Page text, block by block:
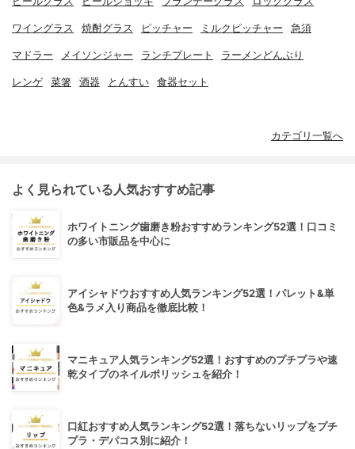
ワイングラス 焼酎グラス ピッチャー ミルクピッチャー 急須
マドラー メイソンジャー ランチプレート ラーメンどんぶり
レンゲ 菜箸 酒器 とんすい 食器セット
カテゴリ一覧へ
よく見られている人気おすすめ記事
ホワイトニング歯磨き粉おすすめランキング52選！口コミ
の多い市販品を中心に
アイシャドウおすすめ人気ランキング52選！パレット&単
色&ラメ入り商品を徹底比較！
マニキュア人気ランキング52選！おすすめのプチプラや速
乾タイプのネイルポリッシュを紹介！
口紅おすすめ人気ランキング52選！落ちないリップをプチ
プラ・デパコス別に紹介！